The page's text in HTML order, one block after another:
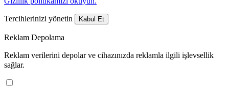
Tercihlerinizi yönetin Kabul Et
Reklam Depolama
Reklam verilerini depolar ve cihazınızda reklamla ilgili işlevsellik
sağlar.